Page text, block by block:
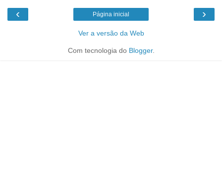
‹ ›
Página inicial
Ver a versão da Web
Com tecnologia do Blogger.